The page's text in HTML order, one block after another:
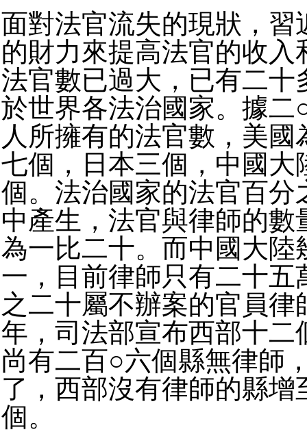
面對法官流失的現狀，習
的財力來提高法官的收入
法官數已過大，已有二十
於世界各法治國家。據二
人所擁有的法官數，美國
七個，日本三個，中國大
個。法治國家的法官百分
中產生，法官與律師的數
為一比二十。而中國大陸
一，目前律師只有二十五
之二十屬不辦案的官員
年，司法部宣布西部十二
尚有二百○六個縣無律師
了，西部沒有律師的縣增
個。